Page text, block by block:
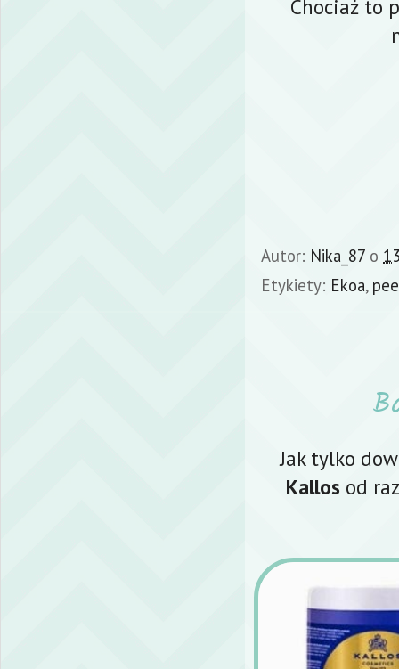
Chociaż to
Autor: Nika_87 o
Etykiety: Ekoa,
Jak tylko
Kallos od